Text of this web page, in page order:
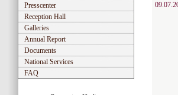
Presscenter
Reception Hall
Galleries
Annual Report
Documents
National Services
FAQ